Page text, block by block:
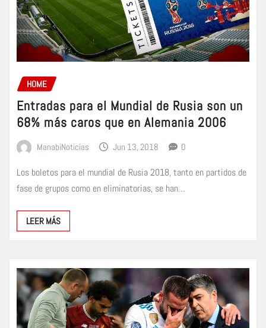
HOME
Entradas para el Mundial de Rusia son un
68% más caros que en Alemania 2006
ManabiNoticias Jun 13, 2018 0
Los boletos para el mundial de Rusia 2018, tanto en partidos de
fase de grupos como en eliminatorias, se han…
LEER MÁS